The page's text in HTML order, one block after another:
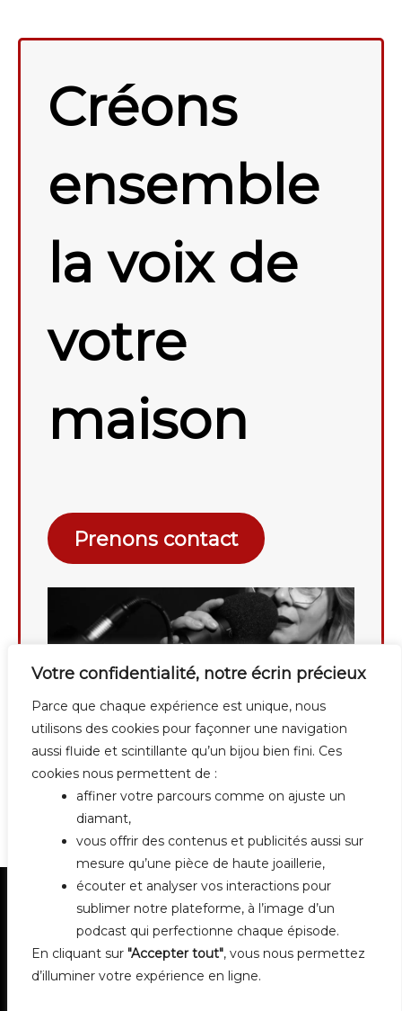
Votre confidentialité, notre écrin précieux
Parce que chaque expérience est unique, nous
utilisons des cookies pour façonner une navigation
aussi fluide et scintillante qu’un bijou bien fini. Ces
cookies nous permettent de :
affiner votre parcours comme on ajuste un
diamant,
vous offrir des contenus et publicités aussi sur
mesure qu’une pièce de haute joaillerie,
écouter et analyser vos interactions pour
sublimer notre plateforme, à l’image d’un
podcast qui perfectionne chaque épisode.
En cliquant sur "Accepter tout", vous nous permettez
d’illuminer votre expérience en ligne.
Créons
ensemble
la voix de
votre
maison
Prenons contact